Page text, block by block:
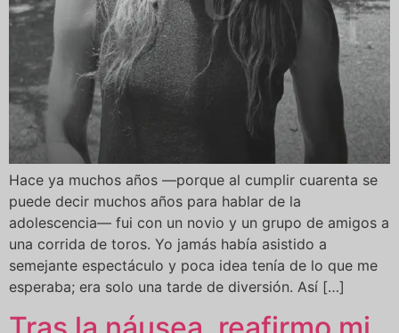
Hace ya muchos años —porque al cumplir cuarenta se
puede decir muchos años para hablar de la
adolescencia— fui con un novio y un grupo de amigos a
una corrida de toros. Yo jamás había asistido a
semejante espectáculo y poca idea tenía de lo que me
esperaba; era solo una tarde de diversión. Así […]